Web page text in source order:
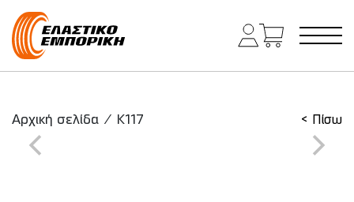
Κύρια πλοήγηση
Αρχική σελίδα / K117 < Πίσω